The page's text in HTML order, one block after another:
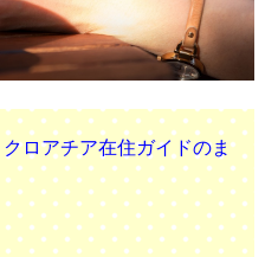
クロアチア在住ガイドのま